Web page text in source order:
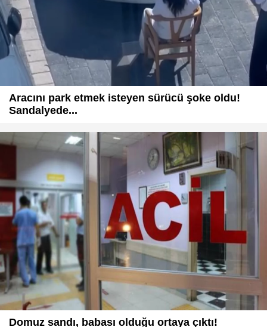
Aracını park etmek isteyen sürücü şoke oldu!
Sandalyede...
Domuz sandı, babası olduğu ortaya çıktı!